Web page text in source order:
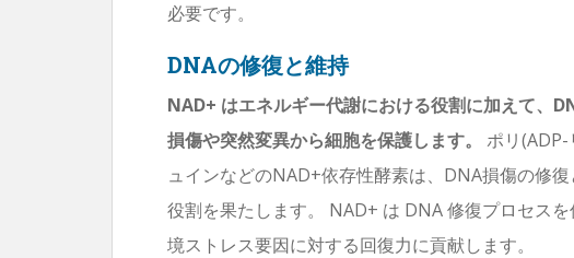
必要です。
DNAの修復と維持
NAD+ はエネルギー代謝における役割に加えて、
損傷や突然変異から細胞を保護します。
ポリ(ADP-
ュインなどのNAD+依存性酵素は、DNA損傷の修
役割を果たします。 NAD+ は DNA 修復プロセス
境ストレス要因に対する回復力に貢献します。